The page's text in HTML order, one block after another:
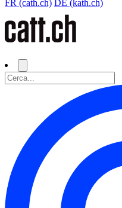
FR (cath.ch) DE (kath.ch)